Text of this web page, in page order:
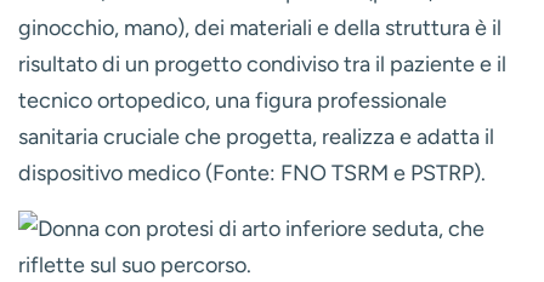
ginocchio, mano), dei materiali e della struttura è il
risultato di un progetto condiviso tra il paziente e il
tecnico ortopedico, una figura professionale
sanitaria cruciale che progetta, realizza e adatta il
dispositivo medico (Fonte: FNO TSRM e PSTRP).